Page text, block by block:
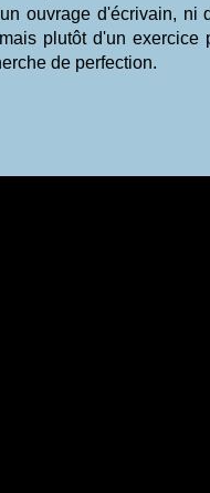
ouvrage d'écrivain,
plutôt d'un
de perfection.